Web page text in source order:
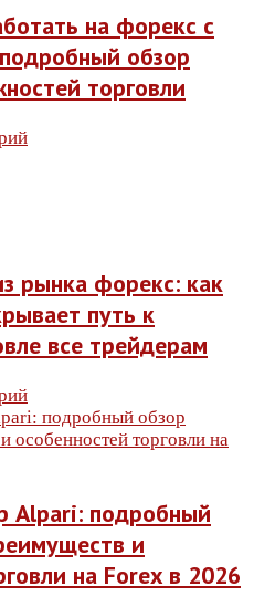
на форекс с
обзор
торговли
рынка форекс: как
путь к
все трейдерам
Alpari: подробный
и
на Forex в 2026